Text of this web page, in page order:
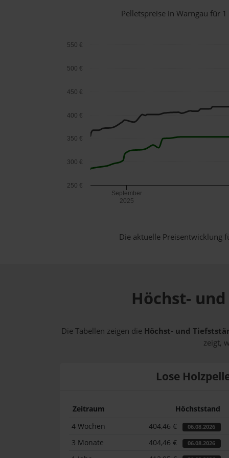
Pelletspreise in Warngau für
September
2025
250 €
300 €
350 €
400 €
450 €
500 €
550 €
Die aktuelle Preisentwicklung
Höchst-
Die Tabellen zeigen die Höchst- und
zeigt,
Lose
Zeitraum Höchststand
4 Wochen
404,46 € 06.08.2026
3 Monate 404,46 € 06.08.2026